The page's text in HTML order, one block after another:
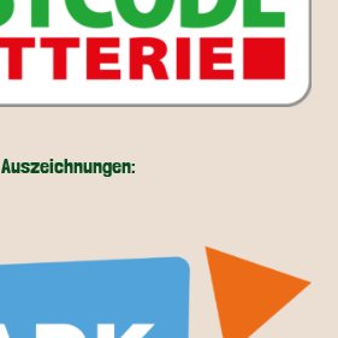
Auszeichnungen: